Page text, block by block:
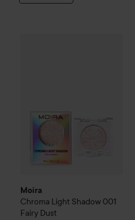
Moira
Chroma Light Shadow 001
Fairy Dust